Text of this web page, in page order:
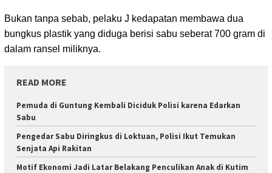
‎Bukan tanpa sebab, pelaku J kedapatan membawa dua
bungkus plastik yang diduga berisi sabu seberat 700 gram di
dalam ransel miliknya.
READ MORE
Pemuda di Guntung Kembali Diciduk Polisi karena Edarkan
Sabu
Pengedar Sabu Diringkus di Loktuan, Polisi Ikut Temukan
Senjata Api Rakitan
Motif Ekonomi Jadi Latar Belakang Penculikan Anak di Kutim